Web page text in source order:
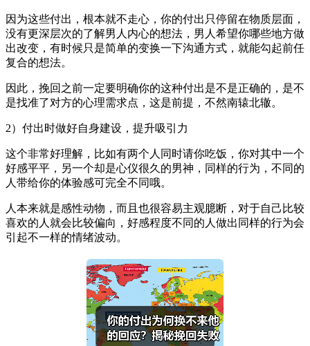
因为这些付出，根本就不走心，你的付出只停留在物质层面，
没有更深层次的了解男人内心的想法，男人希望你哪些地方做
出改变，有时候只是简单的变换一下沟通方式，就能勾起前任
复合的想法。
因此，挽回之前一定要明确你的这种付出是不是正确的，是不
是找准了对方的心理需求点，这是前提，不然南辕北辙。
2）付出时做好自身建设，提升吸引力
这个非常好理解，比如有两个人同时请你吃饭，你对其中一个
好感平平，另一个却是心仪很久的男神，同样的行为，不同的
人带给你的体验感可完全不同哦。
人本来就是感性动物，而且也很容易主观臆断，对于自己比较
喜欢的人就会比较偏向，好感程度不同的人做出同样的行为会
引起不一样的情绪波动。